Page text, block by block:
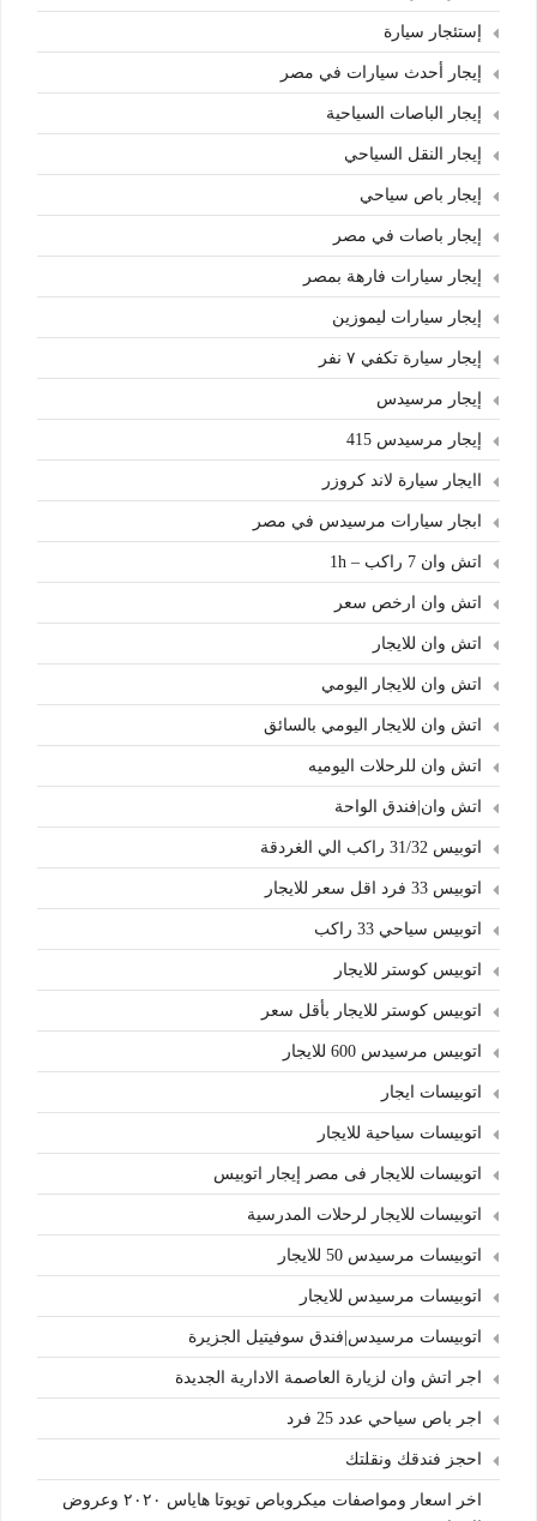
إستئجار سيارة
إيجار أحدث سيارات في مصر
إيجار الباصات السياحية
إيجار النقل السياحي
إيجار باص سياحي
إيجار باصات في مصر
إيجار سيارات فارهة بمصر
إيجار سيارات ليموزين
إيجار سيارة تكفي ٧ نفر
إيجار مرسيدس
إيجار مرسيدس 415
اايجار سيارة لاند كروزر
ابجار سيارات مرسيدس في مصر
اتش وان 7 راكب – 1h
اتش وان ارخص سعر
اتش وان للايجار
اتش وان للايجار اليومي
اتش وان للايجار اليومي بالسائق
اتش وان للرحلات اليوميه
اتش وان|فندق الواحة
اتوبيس 31/32 راكب الي الغردقة
اتوبيس 33 فرد اقل سعر للايجار
اتوبيس سياحي 33 راكب
اتوبيس كوستر للايجار
اتوبيس كوستر للايجار بأقل سعر
اتوبيس مرسيدس 600 للايجار
اتوبيسات ايجار
اتوبيسات سياحية للايجار
اتوبيسات للايجار فى مصر إيجار اتوبيس
اتوبيسات للايجار لرحلات المدرسية
اتوبيسات مرسيدس 50 للايجار
اتوبيسات مرسيدس للايجار
اتوبيسات مرسيدس|فندق سوفيتيل الجزيرة
اجر اتش وان لزيارة العاصمة الادارية الجديدة
اجر باص سياحي عدد 25 فرد
احجز فندقك ونقلتك
اخر اسعار ومواصفات ميكروباص تويوتا هاياس ٢٠٢٠ وعروض